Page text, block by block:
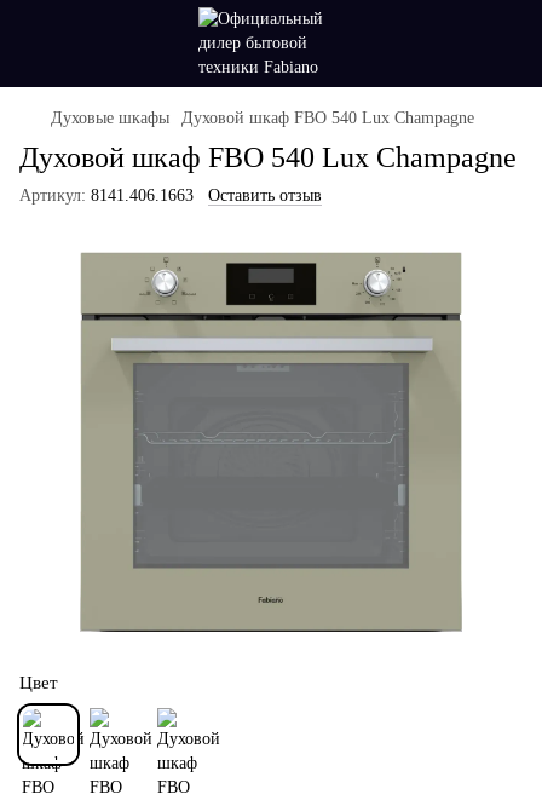
Духовые шкафы Духовой шкаф FBO 540 Lux Champagne
Духовой шкаф FBO 540 Lux Champagne
Артикул: 8141.406.1663 Оставить отзыв
Цвет